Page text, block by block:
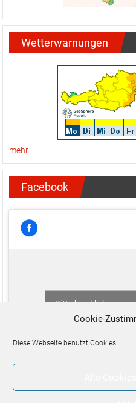
Cookie-
Diese Webseite benutzt Cookies.
Wetterwarnungen
mehr...
Facebook
Bitte hier klicken, um
zu akzeptieren und